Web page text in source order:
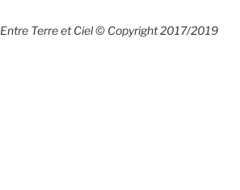
Entre Terre et Ciel © Copyright 2017/2019